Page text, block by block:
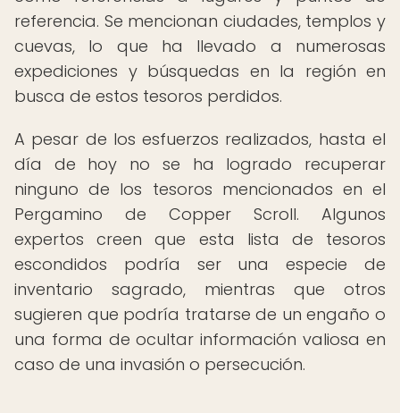
referencia. Se mencionan ciudades, templos y
cuevas, lo que ha llevado a numerosas
expediciones y búsquedas en la región en
busca de estos tesoros perdidos.
A pesar de los esfuerzos realizados, hasta el
día de hoy no se ha logrado recuperar
ninguno de los tesoros mencionados en el
Pergamino de Copper Scroll. Algunos
expertos creen que esta lista de tesoros
escondidos podría ser una especie de
inventario sagrado, mientras que otros
sugieren que podría tratarse de un engaño o
una forma de ocultar información valiosa en
caso de una invasión o persecución.